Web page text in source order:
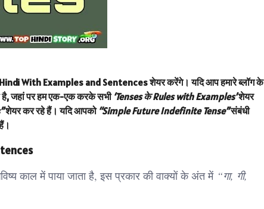
With Examples and Sentencesशेयर करेंगे। यदि आप हमारे ब्लॉग के
है, जहां पर हम एक-एक करके सभी ‘Tenses के Rules with Examples’शेयर
शेयर कर रहे हैं। यदि आपको “Simple Future Indefinite Tense”संबंधी
काल में पाया जाता है, इस प्रकार की वाक्यों के अंत में “गा, गी,